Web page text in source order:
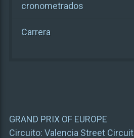
cronometrados
Carrera
GRAND PRIX OF EUROPE
Circuito: Valencia Street Circuit